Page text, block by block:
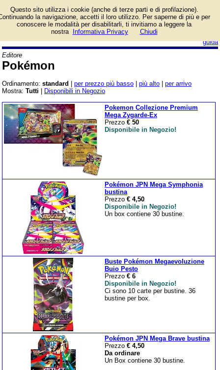
guida
Catalogo prodotti
Pokémon con
informazioni e prezzi.
Giochi da Tavolo in vendita.
Editore
Pokémon
Ordinamento: standard per prezzo più basso più alto
per arrivo
Mostra: Tutti Disponibili in Negozio
Pokemon Collezione Premium
Mega Zygarde-Ex
Prezzo € 50
Disponibile in Negozio!
Pokémon JPN Mega Symphonia
bustina
Prezzo € 4,50
Disponibile in Negozio!
Un box contiene 30 bustine.
Buste Pokémon Megaevoluzione
Buio Pesto
Prezzo € 6
Disponibile in Negozio!
Ci sono 10 carte per bustine. 36
bustine per box.
Pokémon JPN Mega Brave bustina
Prezzo € 4,50
Da ordinare
Un Box contiene 30 bustine.
Questo sito utilizza i cookie (anche di terze parti e di profilazione).
la navigazione, accetti il loro utilizzo. Per saperne di più e per
conoscere le modalità per disabilitarli, ti invitiamo a leggere la
nostra
Informativa Privacy Chiudi